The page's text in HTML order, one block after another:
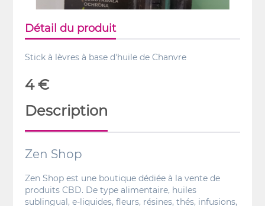
Détail du produit
Stick à lèvres à base d'huile de Chanvre
4 €
Description
Zen Shop
Zen Shop est une boutique dédiée à la vente de
produits CBD. De type alimentaire, huiles
sublingual, e-liquides, fleurs, résines, thés, infusions,